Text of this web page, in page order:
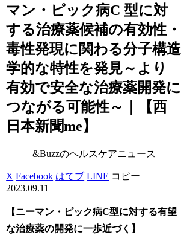
マン・ピック病C 型に対
する治療薬候補の有効性・
毒性発現に関わる分子構造
学的な特性を発見～より
有効で安全な治療薬開発に
つながる可能性～｜【西
日本新聞me】
&Buzzのヘルスケアニュース
X Facebook はてブ LINE コピー
2023.09.11
【ニーマン・ピック病C型に対する有望
な治療薬の開発に一歩近づく】